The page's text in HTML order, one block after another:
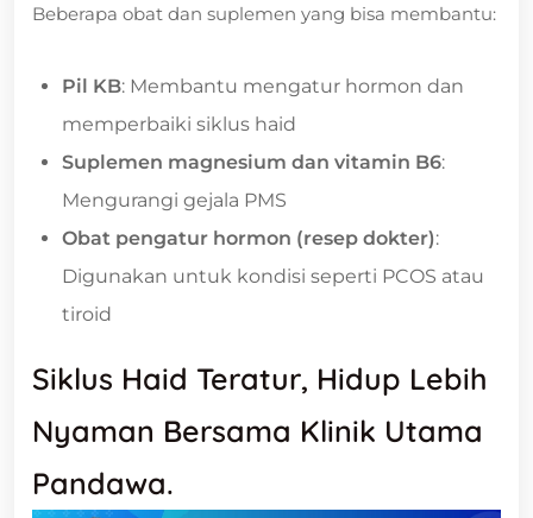
Beberapa obat dan suplemen yang bisa membantu:
Pil KB: Membantu mengatur hormon dan
memperbaiki siklus haid
Suplemen magnesium dan vitamin B6:
Mengurangi gejala PMS
Obat pengatur hormon (resep dokter):
Digunakan untuk kondisi seperti PCOS atau
tiroid
Siklus Haid Teratur, Hidup Lebih
Nyaman Bersama Klinik Utama
Pandawa.